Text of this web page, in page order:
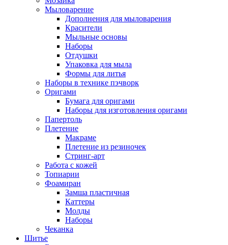
Мыловарение
Дополнения для мыловарения
Красители
Мыльные основы
Наборы
Отдушки
Упаковка для мыла
Формы для литья
Наборы в технике пэчворк
Оригами
Бумага для оригами
Наборы для изготовления оригами
Папертоль
Плетение
Макраме
Плетение из резиночек
Стринг-арт
Работа с кожей
Топиарии
Фоамиран
Замша пластичная
Каттеры
Молды
Наборы
Чеканка
Шитье